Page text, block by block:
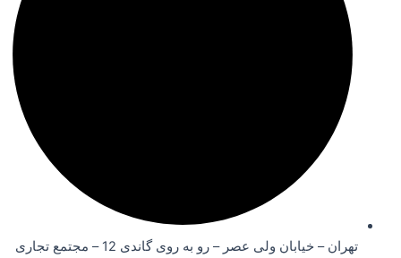
تهران – خیابان ولی عصر – رو به روی گاندی 12 – مجتمع تجاری